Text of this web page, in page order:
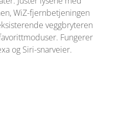
WiZ-fjernbetjeningen
veggbryteren
Fungerer
og Siri-snarveier.